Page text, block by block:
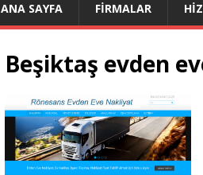
ANA SAYFA FIRMALAR
Beşiktaş evden